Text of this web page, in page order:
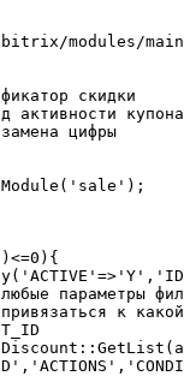
bitrix/modules/
скидки
активности
цифры
параметры
к